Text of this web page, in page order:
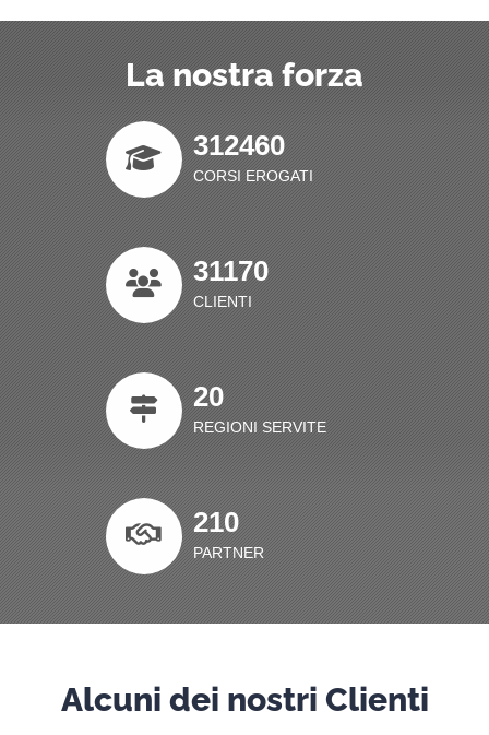
La nostra forza
312460
CORSI EROGATI
31170
CLIENTI
20
REGIONI SERVITE
210
PARTNER
Alcuni dei nostri Clienti